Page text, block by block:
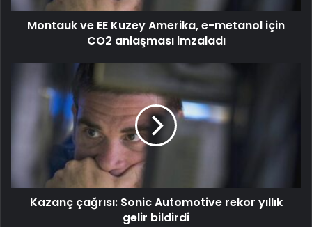
Montauk ve EE Kuzey Amerika, e-metanol için
CO2 anlaşması imzaladı
Kazanç çağrısı: Sonic Automotive rekor yıllık
gelir bildirdi